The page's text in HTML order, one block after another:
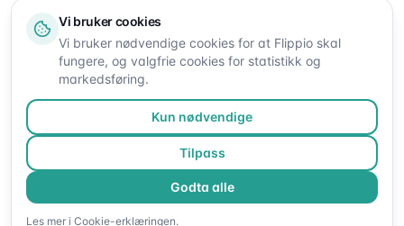
Om oss
Kontakt oss
©2026Flippio. Alle rettigheter reservert.
Vi bruker cookies
Vi bruker nødvendige cookies for at Flippio skal
fungere, og valgfrie cookies for statistikk og
markedsføring.
Kun nødvendige
Tilpass
Godta alle
Les mer i Cookie-erklæringen.